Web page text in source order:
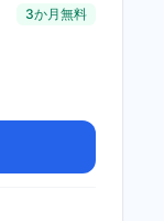
3か月無料